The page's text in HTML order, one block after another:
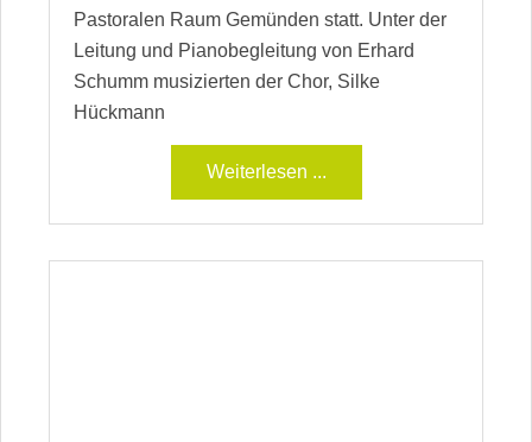
Pastoralen Raum Gemünden statt. Unter der
Leitung und Pianobegleitung von Erhard
Schumm musizierten der Chor, Silke
Hückmann
Weiterlesen ...